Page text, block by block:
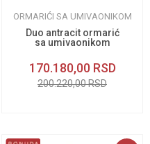
ORMARIĆI SA UMIVAONIKOM
Duo antracit ormarić
sa umivaonikom
170.180,00 RSD
200.220,00RSD